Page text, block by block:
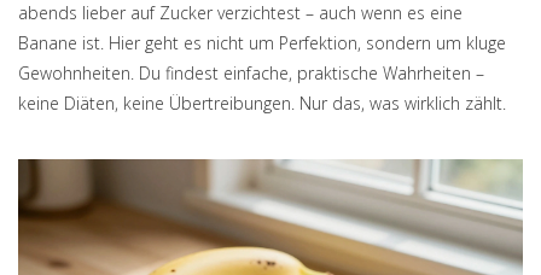
abends lieber auf Zucker verzichtest – auch wenn es eine
Banane ist. Hier geht es nicht um Perfektion, sondern um kluge
Gewohnheiten. Du findest einfache, praktische Wahrheiten –
keine Diäten, keine Übertreibungen. Nur das, was wirklich zählt.